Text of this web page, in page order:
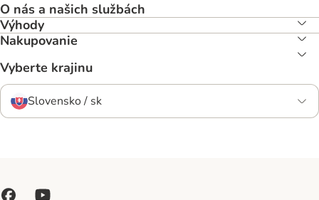
O nás a našich službách
Výhody
Nakupovanie
Vyberte krajinu
Slovensko / sk